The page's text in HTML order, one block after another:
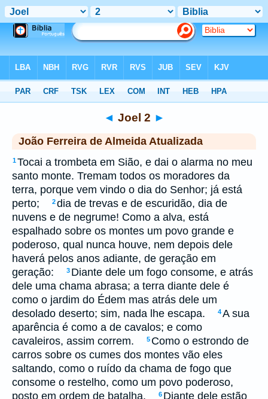
◄ Joel 2 ►
João Ferreira de Almeida Atualizada
1Tocai a trombeta em Sião, e dai o alarma no meu
santo monte. Tremam todos os moradores da
terra, porque vem vindo o dia do Senhor; já está
perto;
2dia de trevas e de escuridão, dia de
nuvens e de negrume! Como a alva, está
espalhado sobre os montes um povo grande e
poderoso, qual nunca houve, nem depois dele
haverá pelos anos adiante, de geração em
geração:
3 Diante dele um fogo consome, e atrás
dele uma chama abrasa; a terra diante dele é
como o jardim do Édem mas atrás dele um
desolado deserto; sim, nada lhe escapa.
4A sua
aparência é como a de cavalos; e como
cavaleiros, assim correm.
5 Como o estrondo de
carros sobre os cumes dos montes vão eles
saltando, como o ruído da chama de fogo que
consome o restelho, como um povo poderoso,
posto em ordem de batalha.
6 Diante dele estão